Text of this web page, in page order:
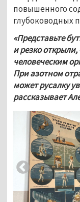
повышенного
глубоководных
«Представьте
и резко
человеческим
При азотном
может русалку
рассказывает